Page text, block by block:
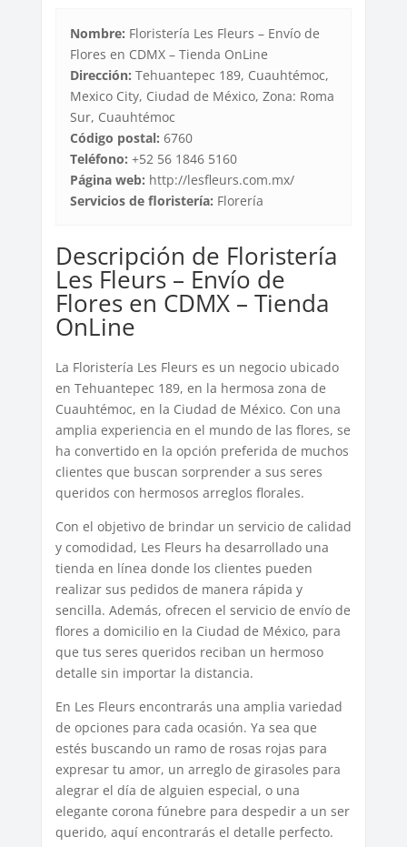
Nombre: Floristería Les Fleurs – Envío de
Flores en CDMX – Tienda OnLine
Dirección: Tehuantepec 189, Cuauhtémoc,
Mexico City, Ciudad de México, Zona: Roma
Sur, Cuauhtémoc
Código postal: 6760
Teléfono: +52 56 1846 5160
Página web: http://lesfleurs.com.mx/
Servicios de floristería: Florería
Descripción de Floristería
Les Fleurs – Envío de
Flores en CDMX – Tienda
OnLine
La Floristería Les Fleurs es un negocio ubicado
en Tehuantepec 189, en la hermosa zona de
Cuauhtémoc, en la Ciudad de México. Con una
amplia experiencia en el mundo de las flores, se
ha convertido en la opción preferida de muchos
clientes que buscan sorprender a sus seres
queridos con hermosos arreglos florales.
Con el objetivo de brindar un servicio de calidad
y comodidad, Les Fleurs ha desarrollado una
tienda en línea donde los clientes pueden
realizar sus pedidos de manera rápida y
sencilla. Además, ofrecen el servicio de envío de
flores a domicilio en la Ciudad de México, para
que tus seres queridos reciban un hermoso
detalle sin importar la distancia.
En Les Fleurs encontrarás una amplia variedad
de opciones para cada ocasión. Ya sea que
estés buscando un ramo de rosas rojas para
expresar tu amor, un arreglo de girasoles para
alegrar el día de alguien especial, o una
elegante corona fúnebre para despedir a un ser
querido, aquí encontrarás el detalle perfecto.